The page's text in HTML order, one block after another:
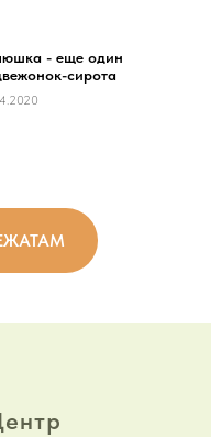
- еще один
сирота